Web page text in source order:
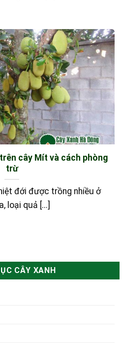
cây Mít và cách phòng
trừ
đới được trồng nhiều ở
loại quả [...]
CÂY XANH